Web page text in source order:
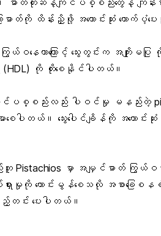
ားဓာတ်ကို ထိန်းညှိဖို့ အကောင်းဆုံး ထောက်ပံ့
နေတာကြောင့် သွေးတွင်းက အကျိုးမပြု
(HDL) ကို တိုးစေနိုင်ပါတယ်။
ည်းလည်း ပါဝင်မှု မနည်းတဲ့
စေပါတယ်။ သွေးပေါင်ချိန်ကို အကောင်းဆုံး
းတူ Pistachios မှာ အမျှင်ဓာတ် ကြွယ်
ားမှုကို ကောင်းမွန်စေသလို အစာခြေစန
ည့်တင်း ပေးပါတယ်။